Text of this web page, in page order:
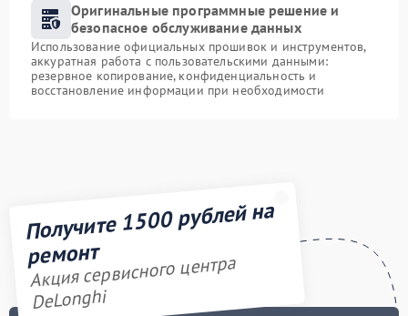
Оригинальные программные решение и
безопасное обслуживание данных
Использование официальных прошивок и инструментов,
аккуратная работа с пользовательскими данными:
резервное копирование, конфиденциальность и
восстановление информации при необходимости
Получите 1500 рублей на
ремонт
Акция сервисного центра
DeLonghi